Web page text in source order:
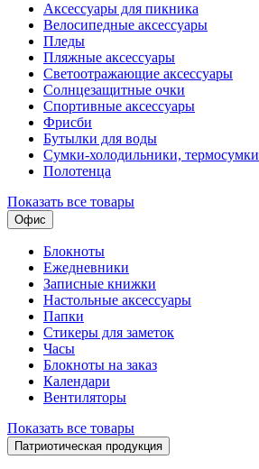
Аксессуары для пикника
Велосипедные аксессуары
Пледы
Пляжные аксессуары
Светоотражающие аксессуары
Солнцезащитные очки
Спортивные аксессуары
Фрисби
Бутылки для воды
Сумки-холодильники, термосумки
Полотенца
Показать все товары
Офис
Блокноты
Ежедневники
Записные книжки
Настольные аксессуары
Папки
Стикеры для заметок
Часы
Блокноты на заказ
Календари
Вентиляторы
Показать все товары
Патриотическая продукция